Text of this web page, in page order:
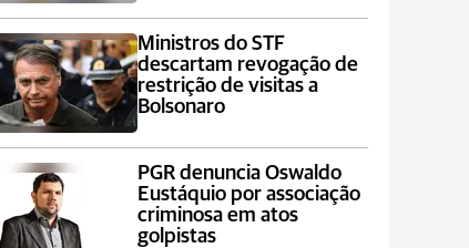
Ministros do STF
descartam revogação de
restrição de visitas a
Bolsonaro
PGR denuncia Oswaldo
Eustáquio por associação
criminosa em atos
golpistas